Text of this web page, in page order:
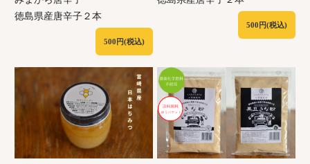
徳島県産唐辛子２本
500円(税込)
500円(税込)